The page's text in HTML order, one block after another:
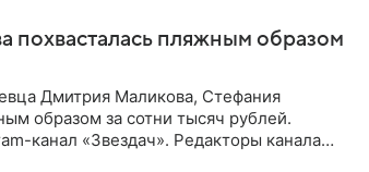
похвасталась пляжным образом
Дмитрия Маликова, Стефания
образом за сотни тысяч рублей.
канал «Звездач». Редакторы канала